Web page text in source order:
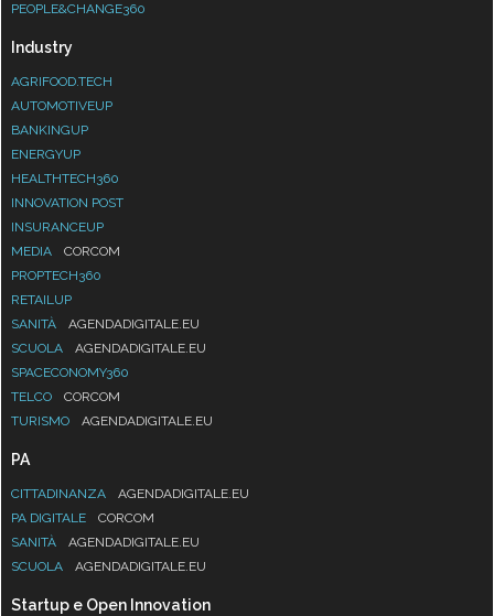
PEOPLE&CHANGE360
Industry
AGRIFOOD.TECH
AUTOMOTIVEUP
BANKINGUP
ENERGYUP
HEALTHTECH360
INNOVATION POST
INSURANCEUP
MEDIA
CORCOM
PROPTECH360
RETAILUP
SANITÀ
AGENDADIGITALE.EU
SCUOLA
AGENDADIGITALE.EU
SPACECONOMY360
TELCO
CORCOM
TURISMO
AGENDADIGITALE.EU
PA
CITTADINANZA
AGENDADIGITALE.EU
PA DIGITALE
CORCOM
SANITÀ
AGENDADIGITALE.EU
SCUOLA
AGENDADIGITALE.EU
Startup e Open Innovation